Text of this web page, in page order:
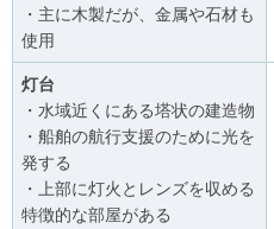
・主に木製だが、金属や石材も
使用
灯台
・水域近くにある塔状の建造物
・船舶の航行支援のために光を
発する
・上部に灯火とレンズを収める
特徴的な部屋がある